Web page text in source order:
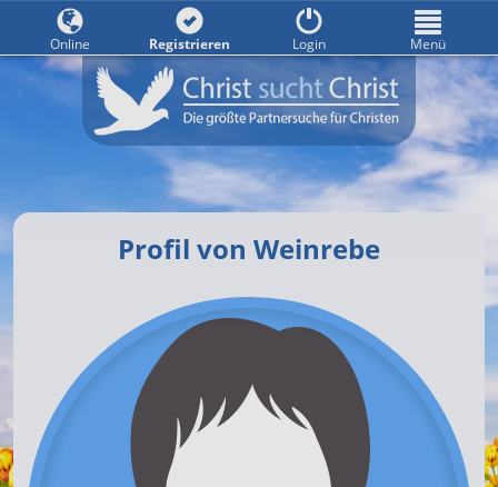
Profil von Weinrebe
Online Registrieren Login Menü